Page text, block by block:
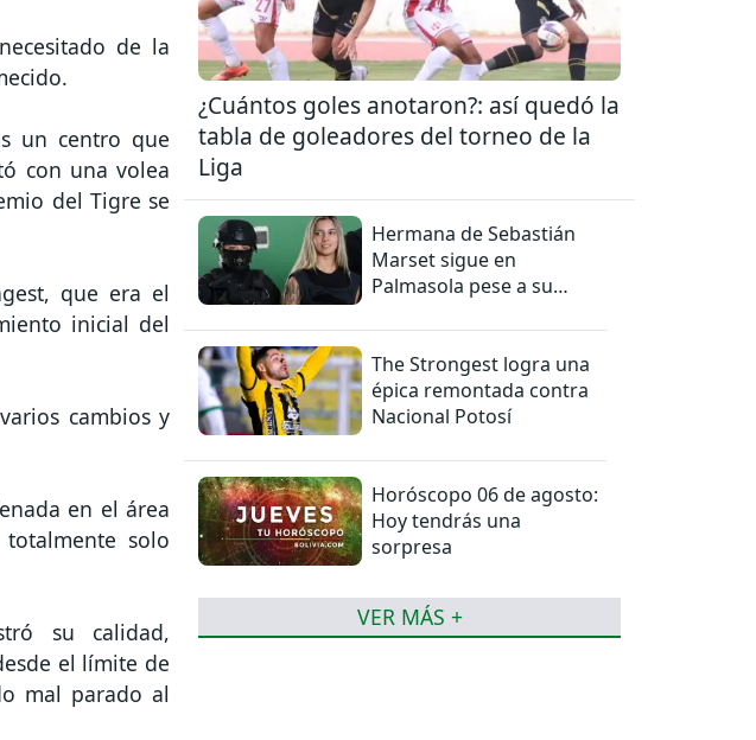
de la
un centro que
con una volea
del Tigre se
que era el
inicial del
cambios y
en el área
solo
su calidad,
el límite de
mal parado al
¿Cuántos goles anotaron?: así quedó la
tabla de goleadores del torneo de la
Liga
Hermana de Sebastián
Marset sigue en
Palmasola pese a su
The Strongest logra una
épica remontada contra
Nacional Potosí
Horóscopo 06 de agosto:
Hoy tendrás una
sorpresa
VER MÁS +